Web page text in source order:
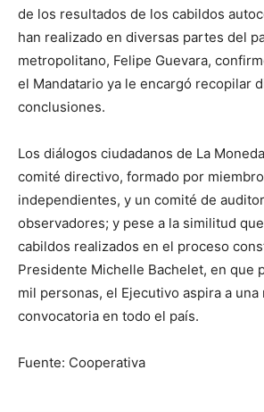
de los resultados de los cabildos
han realizado en diversas partes del
metropolitano, Felipe Guevara,
el Mandatario ya le encargó recopilar
conclusiones.
Los diálogos ciudadanos de La
comité directivo, formado por
independientes, y un comité de
observadores; y pese a la similitud
cabildos realizados en el proceso
Presidente Michelle Bachelet, en que
mil personas, el Ejecutivo aspira a una
convocatoria en todo el país.
Fuente: Cooperativa